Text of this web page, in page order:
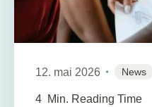
12. mai 2026 News
4 Min. Reading Time